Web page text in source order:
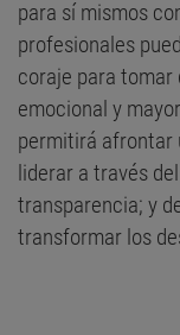
para sí mismos
profesionales
coraje para tomar
emocional y
permitirá afrontar
liderar a través
transparencia; y
transformar los